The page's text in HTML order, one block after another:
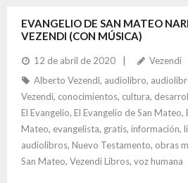
o
o
k
t
n ar
ti
r
EVANGELIO DE SAN MATEO
VEZENDI (CON MÚSICA)
12 de abril de 2020
Vezendi
Alberto Vezendi, audiolibro,
Vezendi, conocimientos, cultura,
El Evangelio, El Evangelio de San Mateo,
Mateo, evangelista, gratis, información,
audiolibros, Nuevo Testamento, obras
San Mateo, Vezendi Libros, voz humana